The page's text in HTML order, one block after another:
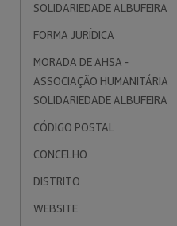
SOLIDARIEDADE ALBUFEIRA
FORMA JURÍDICA
MORADA DE AHSA -
ASSOCIAÇÃO HUMANITÁRIA
SOLIDARIEDADE ALBUFEIRA
CÓDIGO POSTAL
CONCELHO
DISTRITO
WEBSITE